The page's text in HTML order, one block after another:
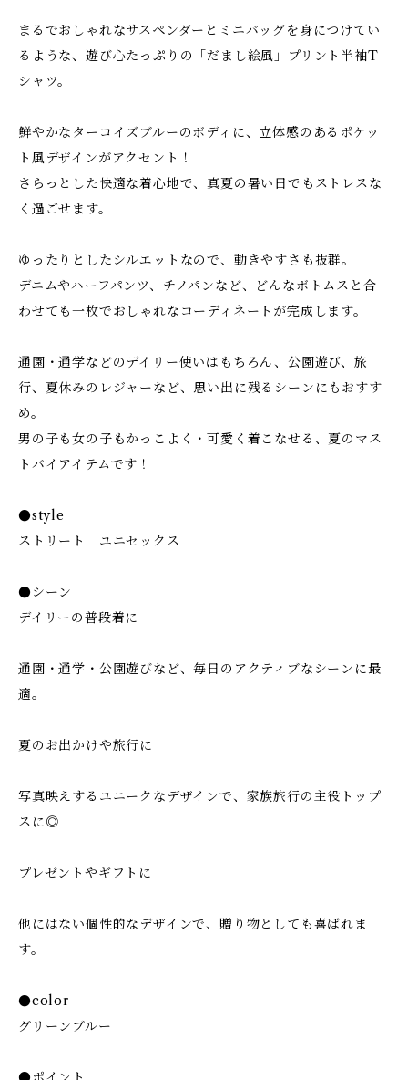
まるでおしゃれなサスペンダーとミニバッグを身につけてい
るような、遊び心たっぷりの「だまし絵風」プリント半袖T
シャツ。
鮮やかなターコイズブルーのボディに、立体感のあるポケッ
ト風デザインがアクセント！
さらっとした快適な着心地で、真夏の暑い日でもストレスな
く過ごせます。
ゆったりとしたシルエットなので、動きやすさも抜群。
デニムやハーフパンツ、チノパンなど、どんなボトムスと合
わせても一枚でおしゃれなコーディネートが完成します。
通園・通学などのデイリー使いはもちろん、公園遊び、旅
行、夏休みのレジャーなど、思い出に残るシーンにもおすす
め。
男の子も女の子もかっこよく・可愛く着こなせる、夏のマス
トバイアイテムです！
●style
ストリート ユニセックス
●シーン
デイリーの普段着に
通園・通学・公園遊びなど、毎日のアクティブなシーンに最
適。
夏のお出かけや旅行に
写真映えするユニークなデザインで、家族旅行の主役トップ
スに◎
プレゼントやギフトに
他にはない個性的なデザインで、贈り物としても喜ばれま
す。
●color
グリーンブルー